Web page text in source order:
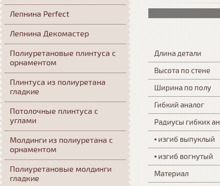
Длина детали
Высота по стене
Ширина по полу
Гибкий аналог
Радиусы гибких
• изгиб выпуклый
• изгиб вогнутый
Материал
Лепнина Perfect
Лепнина Декомастер
Полиуретановые плинтуса с
орнаментом
Плинтуса из полиуретана
гладкие
Потолочные плинтуса с
углами
Молдинги из полиуретана с
орнаментом
Полиуретановые молдинги
гладкие